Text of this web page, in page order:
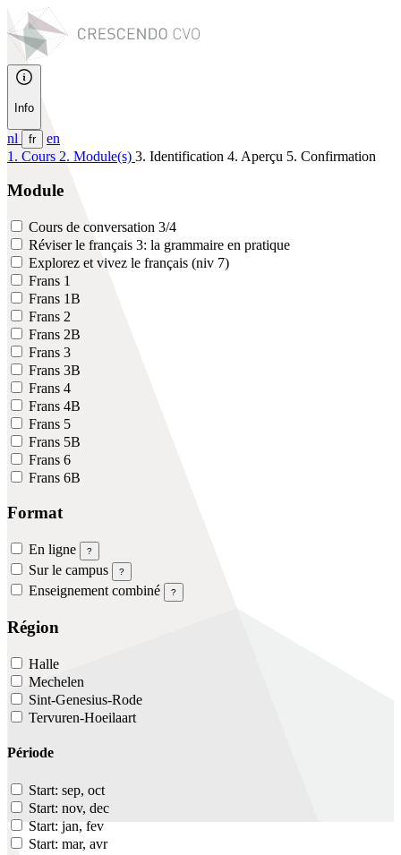
Info
nl fr
en
1. Cours 2. Module(s) 3. Identification 4. Aperçu 5. Confirmation
Module
Cours de conversation 3/4
Réviser le français 3: la grammaire en pratique
Explorez et vivez le français (niv 7)
Frans 1
Frans 1B
Frans 2
Frans 2B
Frans 3
Frans 3B
Frans 4
Frans 4B
Frans 5
Frans 5B
Frans 6
Frans 6B
Format
En ligne ?
Sur le campus ?
Enseignement combiné ?
Région
Halle
Mechelen
Sint-Genesius-Rode
Tervuren-Hoeilaart
Période
Start: sep, oct
Start: nov, dec
Start: jan, fev
Start: mar, avr